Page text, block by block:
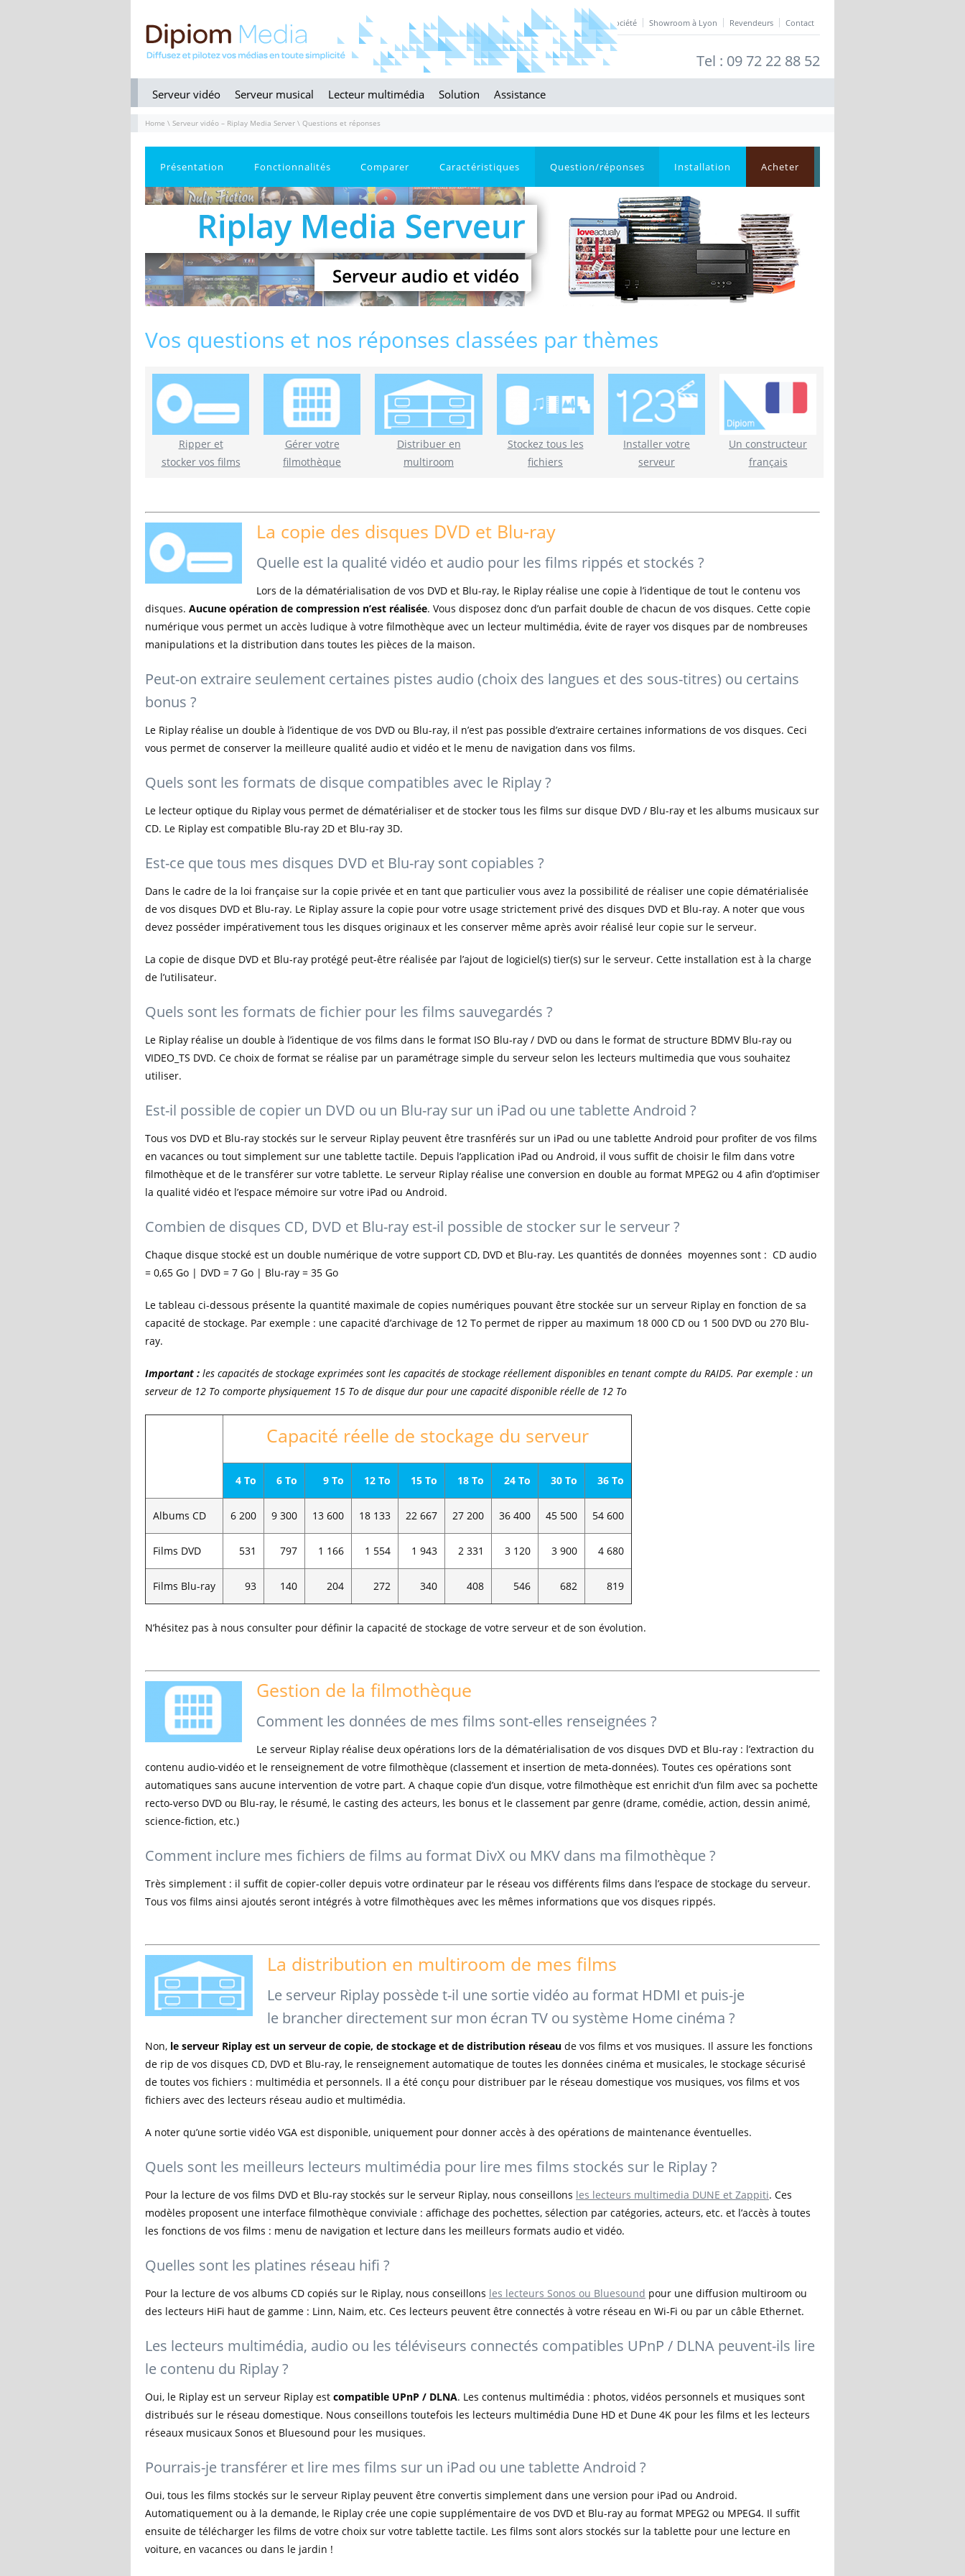
Société Showroom à Lyon Revendeurs Contact
Tel : 09 72 22 88 52
Serveur vidéo Serveur musical Lecteur multimédia Solution Assistance
Home \ Serveur vidéo – Riplay Media Server \ Questions et réponses
Présentation Fonctionnalités Comparer Caractéristiques Question/réponses Installation Acheter
Vos questions et nos réponses classées par thèmes
Ripper et
stocker vos films
Gérer votre
filmothèque
Distribuer en
multiroom
Stockez tous les
fichiers
Installer votre
serveur
Un constructeur
français
La copie des disques DVD et Blu-ray
Quelle est la qualité vidéo et audio pour les films rippés et stockés ?
Lors de la dématérialisation de vos DVD et Blu-ray, le Riplay réalise une copie à l’identique de tout le contenu vos
disques. Aucune opération de compression n’est réalisée. Vous disposez donc d’un parfait double de chacun de vos disques. Cette copie
numérique vous permet un accès ludique à votre filmothèque avec un lecteur multimédia, évite de rayer vos disques par de nombreuses
manipulations et la distribution dans toutes les pièces de la maison.
Peut-on extraire seulement certaines pistes audio (choix des langues et des sous-titres) ou certains
bonus ?
Le Riplay réalise un double à l’identique de vos DVD ou Blu-ray, il n’est pas possible d’extraire certaines informations de vos disques. Ceci
vous permet de conserver la meilleure qualité audio et vidéo et le menu de navigation dans vos films.
Quels sont les formats de disque compatibles avec le Riplay ?
Le lecteur optique du Riplay vous permet de dématérialiser et de stocker tous les films sur disque DVD / Blu-ray et les albums musicaux sur
CD. Le Riplay est compatible Blu-ray 2D et Blu-ray 3D.
Est-ce que tous mes disques DVD et Blu-ray sont copiables ?
Dans le cadre de la loi française sur la copie privée et en tant que particulier vous avez la possibilité de réaliser une copie dématérialisée
de vos disques DVD et Blu-ray. Le Riplay assure la copie pour votre usage strictement privé des disques DVD et Blu-ray. A noter que vous
devez posséder impérativement tous les disques originaux et les conserver même après avoir réalisé leur copie sur le serveur.
La copie de disque DVD et Blu-ray protégé peut-être réalisée par l’ajout de logiciel(s) tier(s) sur le serveur. Cette installation est à la charge
de l’utilisateur.
Quels sont les formats de fichier pour les films sauvegardés ?
Le Riplay réalise un double à l’identique de vos films dans le format ISO Blu-ray / DVD ou dans le format de structure BDMV Blu-ray ou
VIDEO_TS DVD. Ce choix de format se réalise par un paramétrage simple du serveur selon les lecteurs multimedia que vous souhaitez
utiliser.
Est-il possible de copier un DVD ou un Blu-ray sur un iPad ou une tablette Android ?
Tous vos DVD et Blu-ray stockés sur le serveur Riplay peuvent être trasnférés sur un iPad ou une tablette Android pour profiter de vos films
en vacances ou tout simplement sur une tablette tactile. Depuis l’application iPad ou Android, il vous suffit de choisir le film dans votre
filmothèque et de le transférer sur votre tablette. Le serveur Riplay réalise une conversion en double au format MPEG2 ou 4 afin d’optimiser
la qualité vidéo et l’espace mémoire sur votre iPad ou Android.
Combien de disques CD, DVD et Blu-ray est-il possible de stocker sur le serveur ?
Chaque disque stocké est un double numérique de votre support CD, DVD et Blu-ray. Les quantités de données moyennes sont : CD audio
= 0,65 Go | DVD = 7 Go | Blu-ray = 35 Go
Le tableau ci-dessous présente la quantité maximale de copies numériques pouvant être stockée sur un serveur Riplay en fonction de sa
capacité de stockage. Par exemple : une capacité d’archivage de 12 To permet de ripper au maximum 18 000 CD ou 1 500 DVD ou 270 Blu-
ray.
Important : les capacités de stockage exprimées sont les capacités de stockage réellement disponibles en tenant compte du RAID5. Par exemple : un
serveur de 12 To comporte physiquement 15 To de disque dur pour une capacité disponible réelle de 12 To
Capacité réelle de stockage du serveur
4 To 6 To 9 To 12 To 15 To 18 To 24 To 30 To 36 To
Albums CD 6 200 9 300 13 600 18 133 22 667 27 200 36 400 45 500 54 600
Films DVD 531 797 1 166 1 554 1 943 2 331 3 120 3 900 4 680
Films Blu-ray 93 140 204 272 340 408 546 682 819
N’hésitez pas à nous consulter pour définir la capacité de stockage de votre serveur et de son évolution.
Gestion de la filmothèque
Comment les données de mes films sont-elles renseignées ?
Le serveur Riplay réalise deux opérations lors de la dématérialisation de vos disques DVD et Blu-ray : l’extraction du
contenu audio-vidéo et le renseignement de votre filmothèque (classement et insertion de meta-données). Toutes ces opérations sont
automatiques sans aucune intervention de votre part. A chaque copie d’un disque, votre filmothèque est enrichit d’un film avec sa pochette
recto-verso DVD ou Blu-ray, le résumé, le casting des acteurs, les bonus et le classement par genre (drame, comédie, action, dessin animé,
science-fiction, etc.)
Comment inclure mes fichiers de films au format DivX ou MKV dans ma filmothèque ?
Très simplement : il suffit de copier-coller depuis votre ordinateur par le réseau vos différents films dans l’espace de stockage du serveur.
Tous vos films ainsi ajoutés seront intégrés à votre filmothèques avec les mêmes informations que vos disques rippés.
La distribution en multiroom de mes films
Le serveur Riplay possède t-il une sortie vidéo au format HDMI et puis-je
le brancher directement sur mon écran TV ou système Home cinéma ?
Non, le serveur Riplay est un serveur de copie, de stockage et de distribution réseau de vos films et vos musiques. Il assure les fonctions
de rip de vos disques CD, DVD et Blu-ray, le renseignement automatique de toutes les données cinéma et musicales, le stockage sécurisé
de toutes vos fichiers : multimédia et personnels. Il a été conçu pour distribuer par le réseau domestique vos musiques, vos films et vos
fichiers avec des lecteurs réseau audio et multimédia.
A noter qu’une sortie vidéo VGA est disponible, uniquement pour donner accès à des opérations de maintenance éventuelles.
Quels sont les meilleurs lecteurs multimédia pour lire mes films stockés sur le Riplay ?
Pour la lecture de vos films DVD et Blu-ray stockés sur le serveur Riplay, nous conseillons les lecteurs multimedia DUNE et Zappiti. Ces
modèles proposent une interface filmothèque conviviale : affichage des pochettes, sélection par catégories, acteurs, etc. et l’accès à toutes
les fonctions de vos films : menu de navigation et lecture dans les meilleurs formats audio et vidéo.
Quelles sont les platines réseau hifi ?
Pour la lecture de vos albums CD copiés sur le Riplay, nous conseillons les lecteurs Sonos ou Bluesound pour une diffusion multiroom ou
des lecteurs HiFi haut de gamme : Linn, Naim, etc. Ces lecteurs peuvent être connectés à votre réseau en Wi-Fi ou par un câble Ethernet.
Les lecteurs multimédia, audio ou les téléviseurs connectés compatibles UPnP / DLNA peuvent-ils lire
le contenu du Riplay ?
Oui, le Riplay est un serveur Riplay est compatible UPnP / DLNA. Les contenus multimédia : photos, vidéos personnels et musiques sont
distribués sur le réseau domestique. Nous conseillons toutefois les lecteurs multimédia Dune HD et Dune 4K pour les films et les lecteurs
réseaux musicaux Sonos et Bluesound pour les musiques.
Pourrais-je transférer et lire mes films sur un iPad ou une tablette Android ?
Oui, tous les films stockés sur le serveur Riplay peuvent être convertis simplement dans une version pour iPad ou Android.
Automatiquement ou à la demande, le Riplay crée une copie supplémentaire de vos DVD et Blu-ray au format MPEG2 ou MPEG4. Il suffit
ensuite de télécharger les films de votre choix sur votre tablette tactile. Les films sont alors stockés sur la tablette pour une lecture en
voiture, en vacances ou dans le jardin !